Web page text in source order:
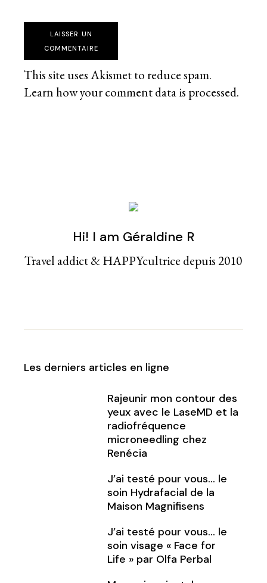
LAISSER UN
COMMENTAIRE
This site uses Akismet to reduce spam.
Learn how your comment data is processed.
Hi! I am Géraldine R
Travel addict & HAPPYcultrice depuis 2010
Les derniers articles en ligne
Rajeunir mon contour des
yeux avec le LaseMD et la
radiofréquence
microneedling chez
Renécia
J’ai testé pour vous… le
soin Hydrafacial de la
Maison Magnifisens
J’ai testé pour vous… le
soin visage « Face for
Life » par Olfa Perbal